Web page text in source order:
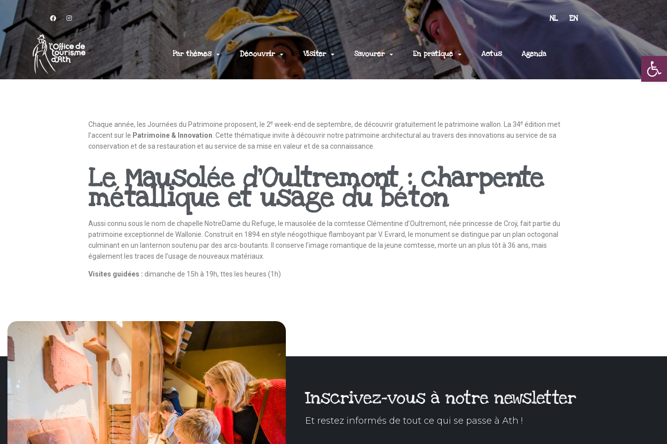
NL EN
Par thèmes Découvrir Visiter Savourer En pratique Actus Agenda
Chaque année, les Journées du Patrimoine proposent, le 2e week-end de septembre, de découvrir gratuitement le patrimoine wallon. La 34e édition met
l’accent sur le Patrimoine & Innovation . Cette thématique invite à découvrir notre patrimoine architectural au travers des innovations au service de sa
conservation et de sa restauration et au service de sa mise en valeur et de sa connaissance.
Le Mausolée d’Oultremont : charpente
métallique et usage du béton
Aussi connu sous le nom de chapelle NotreDame du Refuge, le mausolée de la comtesse Clémentine d’Oultremont, née princesse de Croÿ, fait partie du
patrimoine exceptionnel de Wallonie. Construit en 1894 en style néogothique flamboyant par V. Evrard, le monument se distingue par un plan octogonal
culminant en un lanternon soutenu par des arcs-boutants. Il conserve l’image romantique de la jeune comtesse, morte un an plus tôt à 36 ans, mais
également les traces de l’usage de nouveaux matériaux.
Visites guidées : dimanche de 15h à 19h, ttes les heures (1h)
Inscrivez-vous à notre newsletter
Et restez informés de tout ce qui se passe à Ath !